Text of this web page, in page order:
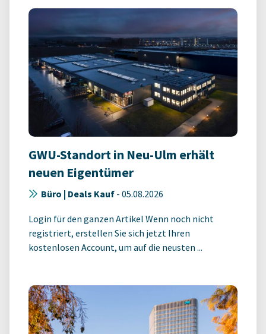
GWU-Standort in Neu-Ulm erhält
neuen Eigentümer
Büro | Deals Kauf - 05.08.2026
Login für den ganzen Artikel Wenn noch nicht
registriert, erstellen Sie sich jetzt Ihren
kostenlosen Account, um auf die neusten ...